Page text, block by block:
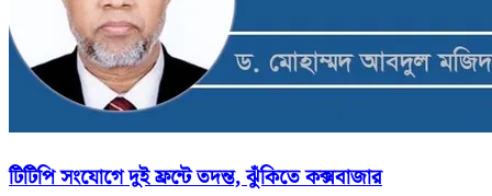
টিটিপি সংযোগে দুই ফ্রন্টে তদন্ত, ঝুঁকিতে কক্সবাজার